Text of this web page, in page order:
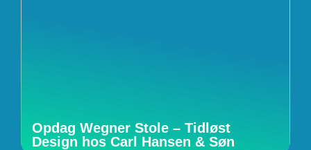
Opdag Wegner Stole – Tidløst
Design hos Carl Hansen & Søn